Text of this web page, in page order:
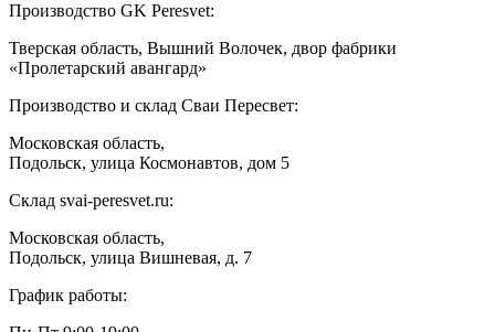
Производство GK Peresvet:
Тверская область, Вышний Волочек, двор фабрики
«Пролетарский авангард»
Производство и склад Сваи Пересвет:
Московская область,
Подольск, улица Космонавтов, дом 5
Склад svai-peresvet.ru:
Московская область,
Подольск, улица Вишневая, д. 7
График работы: